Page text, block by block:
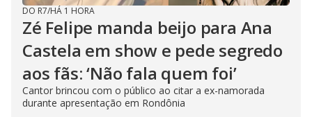
DO R7/HÁ 1 HORA
Zé Felipe manda beijo para Ana
Castela em show e pede segredo
aos fãs: ‘Não fala quem foi’
Cantor brincou com o público ao citar a ex-namorada
durante apresentação em Rondônia